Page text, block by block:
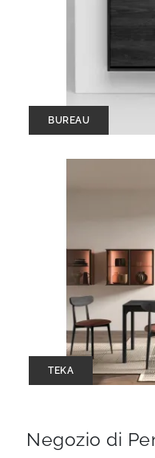
BUREAU
TEKA
Negozio di